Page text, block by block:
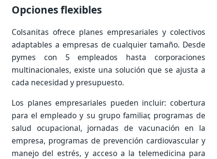
Opciones flexibles
Colsanitas ofrece planes empresariales y colectivos
adaptables a empresas de cualquier tamaño. Desde
pymes con 5 empleados hasta corporaciones
multinacionales, existe una solución que se ajusta a
cada necesidad y presupuesto.
Los planes empresariales pueden incluir: cobertura
para el empleado y su grupo familiar, programas de
salud ocupacional, jornadas de vacunación en la
empresa, programas de prevención cardiovascular y
manejo del estrés, y acceso a la telemedicina para